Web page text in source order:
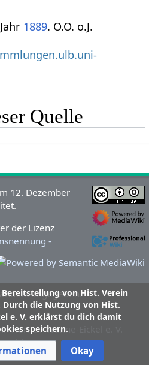
1889. O.O. o.J.
Quelle
von Hist. Verein
Durch die Nutzung von Hist.
e. V. erklärst du dich damit
speichern.
Okay
12. Dezember
der Lizenz
-
angegeben.
Herne / Wanne-Eickel e. V.